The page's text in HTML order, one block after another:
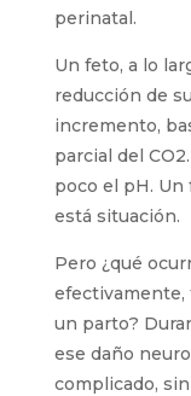
perinatal.
Un feto, a lo
reducción de
incremento,
parcial del
poco el pH.
está situación.
Pero ¿qué
efectivamente,
un parto?
ese daño
complicado,